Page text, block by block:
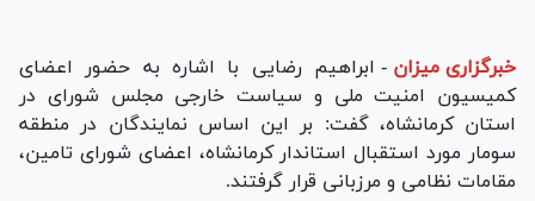
خبرگزاری میزان - ابراهیم رضایی با اشاره به حضور اعضای
کمیسیون امنیت ملی و سیاست خارجی مجلس شورای در
استان کرمانشاه، گفت: بر این اساس نمایندگان در منطقه
سومار مورد استقبال استاندار کرمانشاه، اعضای شورای تامین،
مقامات نظامی و مرزبانی قرار گرفتند.